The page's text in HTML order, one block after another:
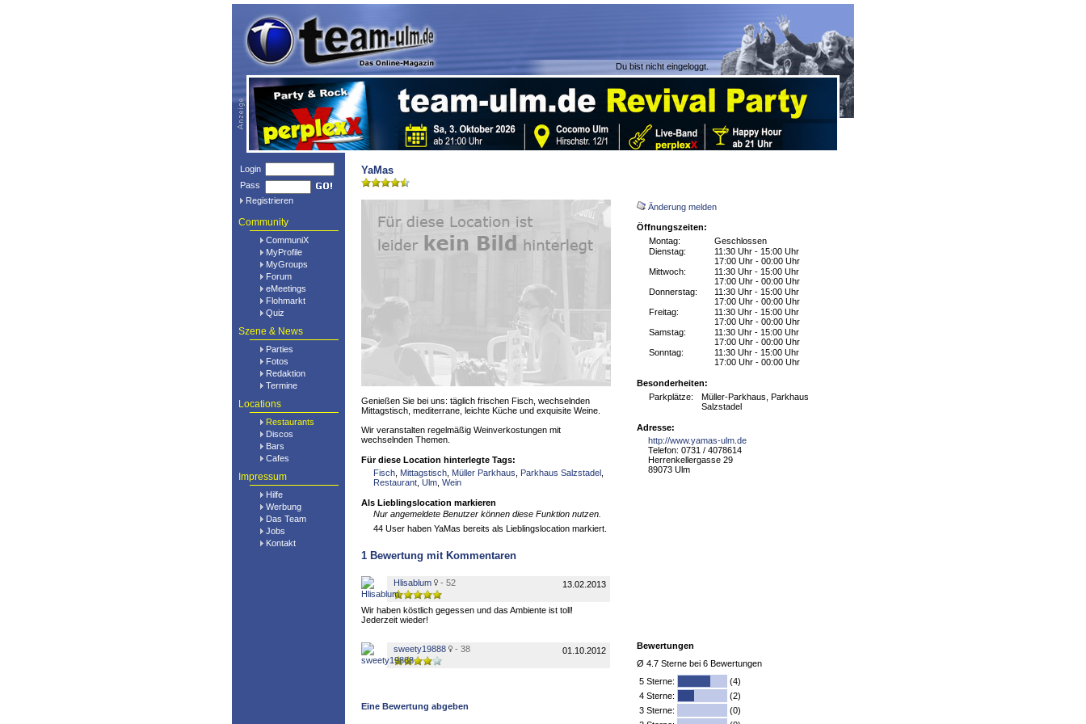
Du bist nicht eingeloggt.
Login
Pass
Registrieren
Community
CommuniX
MyProfile
MyGroups
Forum
eMeetings
Flohmarkt
Quiz
Szene & News
Parties
Fotos
Redaktion
Termine
Locations
Restaurants
Discos
Bars
Cafes
Impressum
Hilfe
Werbung
Das Team
Jobs
Kontakt
YaMas
Änderung melden
Öffnungszeiten:
Montag:
Geschlossen
Dienstag:
11:30 Uhr - 15:00 Uhr
17:00 Uhr - 00:00 Uhr
Mittwoch:
11:30 Uhr - 15:00 Uhr
17:00 Uhr - 00:00 Uhr
Donnerstag:
11:30 Uhr - 15:00 Uhr
17:00 Uhr - 00:00 Uhr
Freitag:
11:30 Uhr - 15:00 Uhr
17:00 Uhr - 00:00 Uhr
Samstag:
11:30 Uhr - 15:00 Uhr
17:00 Uhr - 00:00 Uhr
Sonntag:
11:30 Uhr - 15:00 Uhr
17:00 Uhr - 00:00 Uhr
Besonderheiten:
Parkplätze: Müller-Parkhaus, Parkhaus
Salzstadel
Adresse:
http://www.yamas-ulm.de
Telefon: 0731 / 4078614
Herrenkellergasse 29
89073 Ulm
Bewertungen
Ø 4.7 Sterne bei 6 Bewertungen
5 Sterne:
(4)
4 Sterne:
(2)
3 Sterne:
(0)
Genießen Sie bei uns: täglich frischen Fisch, wechselnden
Mittagstisch, mediterrane, leichte Küche und exquisite Weine.
Wir veranstalten regelmäßig Weinverkostungen mit
wechselnden Themen.
Für diese Location hinterlegte Tags:
Fisch Mittagstisch Müller Parkhaus Parkhaus Salzstadel
Restaurant Ulm Wein
Als Lieblingslocation markieren
Nur angemeldete Benutzer können diese Funktion nutzen.
44 User haben YaMas bereits als Lieblingslocation markiert.
1 Bewertung mit Kommentaren
Hlisablum - 52 13.02.2013
Wir haben köstlich gegessen und das Ambiente ist toll!
Jederzeit wieder!
sweety19888 - 38 01.10.2012
Eine Bewertung abgeben